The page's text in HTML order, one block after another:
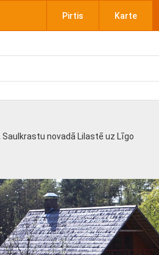
Pirtis Karte
novadā Lilastē uz Līgo